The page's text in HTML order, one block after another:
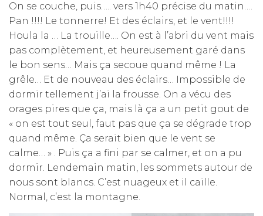
On se couche, puis….. vers 1h40 précise du matin….
Pan !!!! Le tonnerre! Et des éclairs, et le vent!!!!
Houla la … La trouille…. On est à l’abri du vent mais
pas complètement, et heureusement garé dans
le bon sens… Mais ça secoue quand même ! La
grêle… Et de nouveau des éclairs… Impossible de
dormir tellement j’ai la frousse. On a vécu des
orages pires que ça, mais là ça a un petit gout de
« on est tout seul, faut pas que ça se dégrade trop
quand même. Ça serait bien que le vent se
calme… » . Puis ça a fini par se calmer, et on a pu
dormir. Lendemain matin, les sommets autour de
nous sont blancs. C’est nuageux et il caille.
Normal, c’est la montagne.